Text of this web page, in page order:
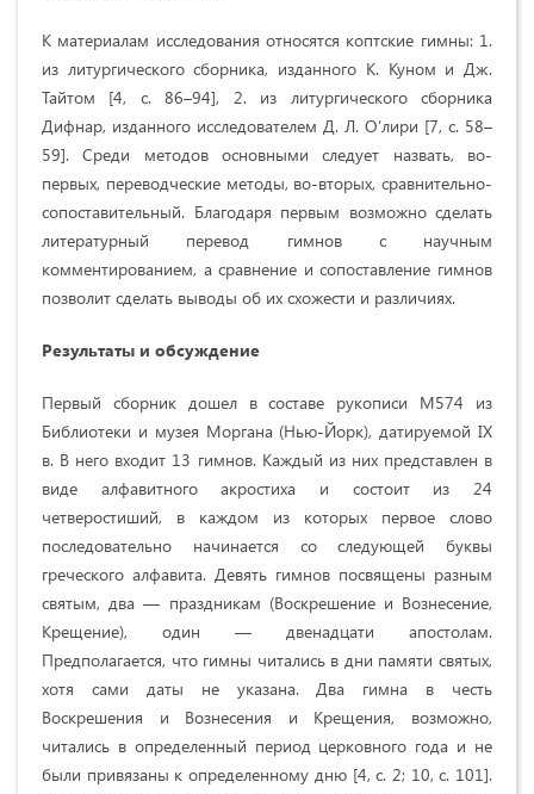
К материалам исследования относятся коптские гимны: 1.
из литургического сборника, изданного К. Куном и Дж.
Тайтом [4, с. 86–94], 2. из литургического сборника
Дифнар, изданного исследователем Д. Л. О’лири [7, с. 58–
59]. Среди методов основными следует назвать, во-
первых, переводческие методы, во-вторых, сравнительно-
сопоставительный. Благодаря первым возможно сделать
литературный перевод гимнов с научным
комментированием, а сравнение и сопоставление гимнов
позволит сделать выводы об их схожести и различиях.
Результаты и обсуждение
Первый сборник дошел в составе рукописи М574 из
Библиотеки и музея Моргана (Нью-Йорк), датируемой IX
в. В него входит 13 гимнов. Каждый из них представлен в
виде алфавитного акростиха и состоит из 24
четверостиший, в каждом из которых первое слово
последовательно начинается со следующей буквы
греческого алфавита. Девять гимнов посвящены разным
святым, два — праздникам (Воскрешение и Вознесение,
Крещение), один — двенадцати апостолам.
Предполагается, что гимны читались в дни памяти святых,
хотя сами даты не указана. Два гимна в честь
Воскрешения и Вознесения и Крещения, возможно,
читались в определенный период церковного года и не
были привязаны к определенному дню [4, с. 2; 10, с. 101].